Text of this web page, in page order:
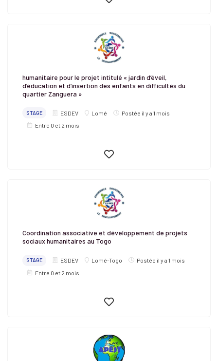
humanitaire pour le projet intitulé « jardin d’éveil,
d’éducation et d’insertion des enfants en difficultés du
quartier Zanguera »
STAGE ESDEV Lomé
Postée il y a 1 mois
Entre 0 et 2 mois
Coordination associative et développement de projets
sociaux humanitaires au Togo
STAGE ESDEV Lomé-Togo
Postée il y a 1 mois
Entre 0 et 2 mois